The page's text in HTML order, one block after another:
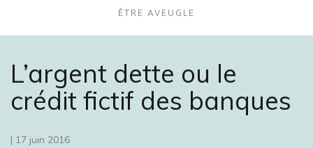
ÊTRE AVEUGLE
L’argent dette ou le
crédit fictif des banques
| 17 juin 2016